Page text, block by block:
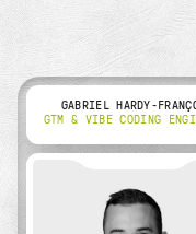
GABRIEL HARDY-
GTM & VIBE CODING